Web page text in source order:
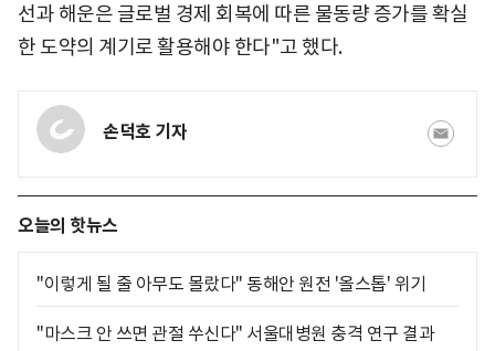
선과 해운은 글로벌 경제 회복에 따른 물동량 증가를 확실
한 도약의 계기로 활용해야 한다"고 했다.
손덕호 기자
오늘의 핫뉴스
"이렇게 될 줄 아무도 몰랐다" 동해안 원전 '올스톱' 위기
"마스크 안 쓰면 관절 쑤신다" 서울대병원 충격 연구 결과